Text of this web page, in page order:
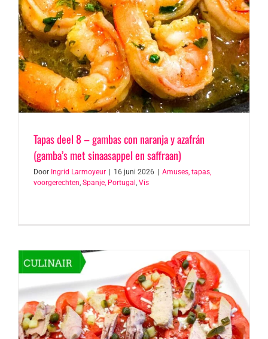
Tapas deel 8 – gambas con naranja y azafrán
(gamba’s met sinaasappel en saffraan)
Door Ingrid Larmoyeur 16 juni 2026
Amuses, tapas,
voorgerechten, Spanje, Portugal , Vis